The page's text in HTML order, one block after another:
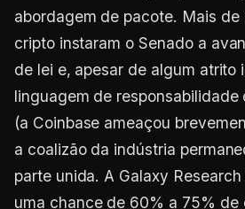
abordagem de pacote. Mais de
cripto instaram o Senado a
de lei e, apesar de algum atrito
linguagem de
(a Coinbase ameaçou
a coalizão da indústria
parte unida. A Galaxy
uma chance de 60% a 75% de